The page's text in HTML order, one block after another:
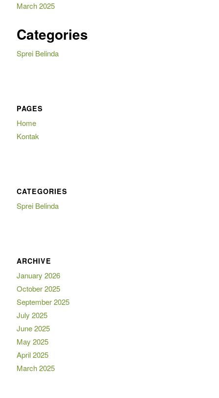
March 2025
Categories
Sprei Belinda
PAGES
Home
Kontak
CATEGORIES
Sprei Belinda
ARCHIVE
January 2026
October 2025
September 2025
July 2025
June 2025
May 2025
April 2025
March 2025